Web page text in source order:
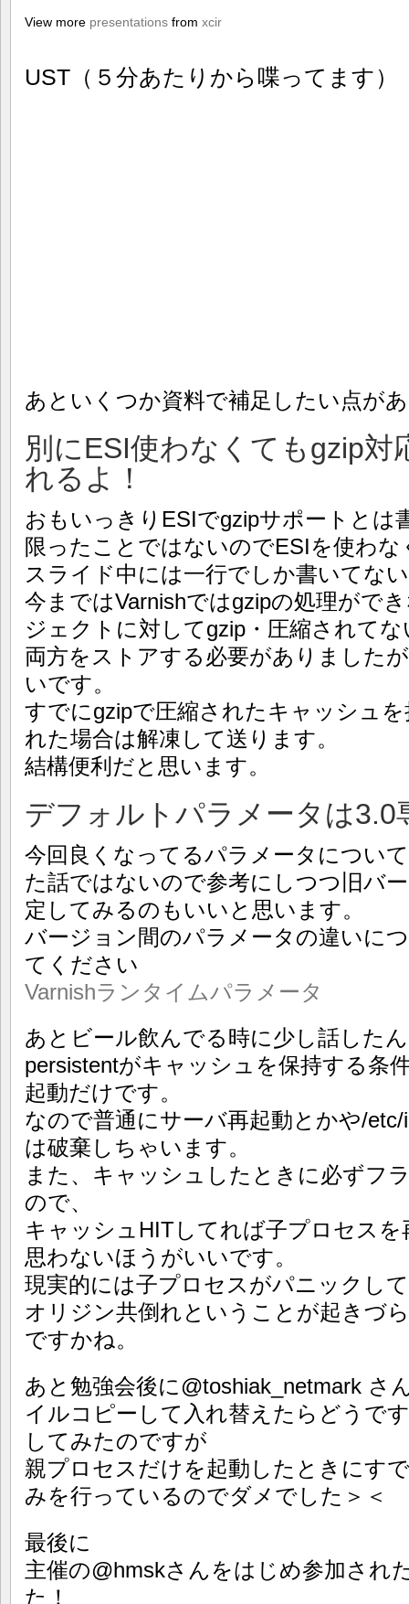
View more presentations from xcir
UST（５分あたりから喋ってます）
あといくつか資料で補足したい点が
別にESI使わなくてもgzip対
れるよ！
おもいっきりESIでgzipサポートとは
限ったことではないのでESIを使わ
スライド中には一行でしか書いてな
今まではVarnishではgzipの処理がで
ジェクトに対してgzip・圧縮されて
両方をストアする必要がありました
いです。
すでにgzipで圧縮されたキャッシュ
れた場合は解凍して送ります。
結構便利だと思います。
デフォルトパラメータは3.0
今回良くなってるパラメータについ
た話ではないので参考にしつつ旧バ
定してみるのもいいと思います。
バージョン間のパラメータの違いに
てください
Varnishランタイムパラメータ
あとビール飲んでる時に少し話した
persistentがキャッシュを保持する条
起動だけです。
なので普通にサーバ再起動とかや/
は破棄しちゃいます。
また、キャッシュしたときに必ずフ
ので、
キャッシュHITしてれば子プロセス
思わないほうがいいです。
現実的には子プロセスがパニックし
オリジン共倒れということが起きづ
ですかね。
あと勉強会後に@toshiak_netmark さ
イルコピーして入れ替えたらどうで
してみたのですが
親プロセスだけを起動したときにす
みを行っているのでダメでした＞＜
最後に
主催の@hmskさんをはじめ参加され
た！